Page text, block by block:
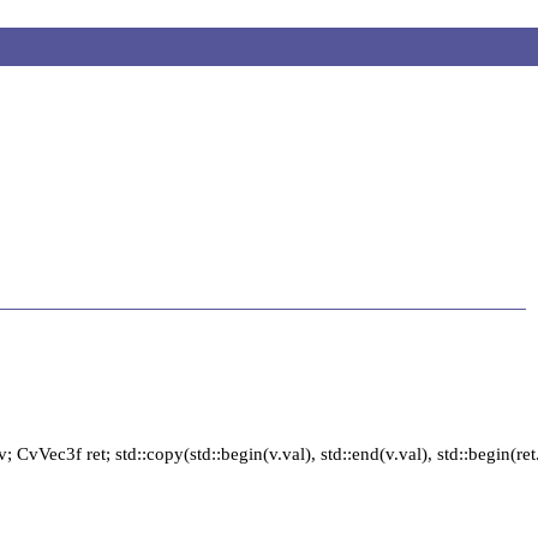
ret; std::copy(std::begin(v.val), std::end(v.val),